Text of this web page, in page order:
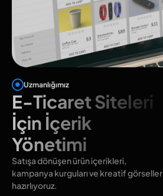
Uzmanlığımız
E-Ticaret Siteleri
İçin İçerik
Yönetimi
Satışa dönüşen ürün içerikleri,
kampanya kurguları ve kreatif görseller
hazırlıyoruz.